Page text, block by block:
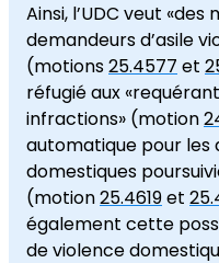
Ainsi, l’UDC veut
demandeurs d’asile
(motions25.4577 et
réfugié aux
infractions» (motion
automatique pour les
domestiques
(motion25.4619et
également cette
de violence